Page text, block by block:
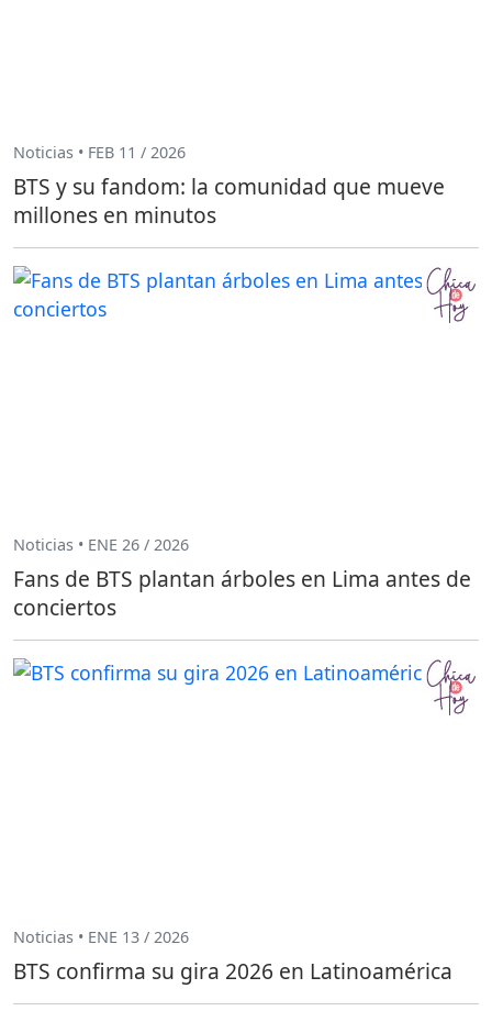
Noticias • FEB 11 / 2026
BTS y su fandom: la comunidad que mueve
millones en minutos
Noticias • ENE 26 / 2026
Fans de BTS plantan árboles en Lima antes de
conciertos
Noticias • ENE 13 / 2026
BTS confirma su gira 2026 en Latinoamérica